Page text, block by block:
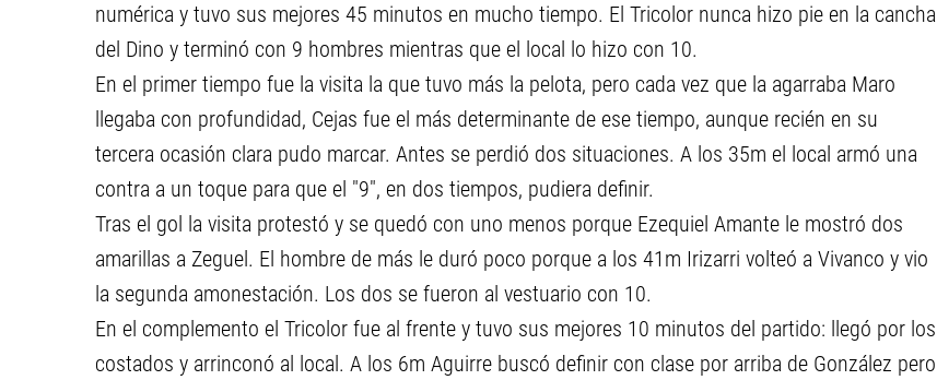
numérica y tuvo sus mejores 45 minutos en mucho tiempo. El Tricolor nunca hizo pie en la cancha
del Dino y terminó con 9 hombres mientras que el local lo hizo con 10.
En el primer tiempo fue la visita la que tuvo más la pelota, pero cada vez que la agarraba Maro
llegaba con profundidad, Cejas fue el más determinante de ese tiempo, aunque recién en su
tercera ocasión clara pudo marcar. Antes se perdió dos situaciones. A los 35m el local armó una
contra a un toque para que el "9", en dos tiempos, pudiera definir.
Tras el gol la visita protestó y se quedó con uno menos porque Ezequiel Amante le mostró dos
amarillas a Zeguel. El hombre de más le duró poco porque a los 41m Irizarri volteó a Vivanco y vio
la segunda amonestación. Los dos se fueron al vestuario con 10.
En el complemento el Tricolor fue al frente y tuvo sus mejores 10 minutos del partido: llegó por los
costados y arrinconó al local. A los 6m Aguirre buscó definir con clase por arriba de González pero